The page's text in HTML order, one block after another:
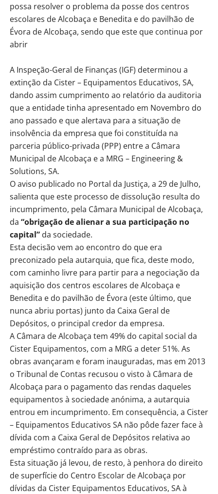
possa resolver o problema da posse dos centros
escolares de Alcobaça e Benedita e do pavilhão de
Évora de Alcobaça, sendo que este que continua por
abrir
A Inspeção-Geral de Finanças (IGF) determinou a
extinção da Cister – Equipamentos Educativos, SA,
dando assim cumprimento ao relatório da auditoria
que a entidade tinha apresentado em Novembro do
ano passado e que alertava para a situação de
insolvência da empresa que foi constituída na
parceria público-privada (PPP) entre a Câmara
Municipal de Alcobaça e a MRG – Engineering &
Solutions, SA.
O aviso publicado no Portal da Justiça, a 29 de Julho,
salienta que este processo de dissolução resulta do
incumprimento, pela Câmara Municipal de Alcobaça,
da “obrigação de alienar a sua participação no
capital” da sociedade.
Esta decisão vem ao encontro do que era
preconizado pela autarquia, que fica, deste modo,
com caminho livre para partir para a negociação da
aquisição dos centros escolares de Alcobaça e
Benedita e do pavilhão de Évora (este último, que
nunca abriu portas) junto da Caixa Geral de
Depósitos, o principal credor da empresa.
A Câmara de Alcobaça tem 49% do capital social da
Cister Equipamentos, com a MRG a deter 51%. As
obras avançaram e foram inauguradas, mas em 2013
o Tribunal de Contas recusou o visto à Câmara de
Alcobaça para o pagamento das rendas daqueles
equipamentos à sociedade anónima, a autarquia
entrou em incumprimento. Em consequência, a Cister
– Equipamentos Educativos SA não pôde fazer face à
dívida com a Caixa Geral de Depósitos relativa ao
empréstimo contraído para as obras.
Esta situação já levou, de resto, à penhora do direito
de superfície do Centro Escolar de Alcobaça por
dívidas da Cister Equipamentos Educativos, SA à